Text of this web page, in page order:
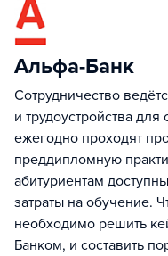
Альфа-Банк
Cотрудничество
и трудоустройства
ежегодно проходят
преддипломную
абитуриентам
затраты на обучение.
необходимо решить
Банком, и составить